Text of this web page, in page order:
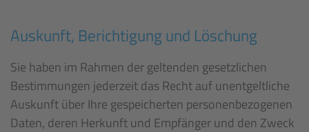
Auskunft, Berichtigung und Löschung
Sie haben im Rahmen der geltenden gesetzlichen
Bestimmungen jederzeit das Recht auf unentgeltliche
Auskunft über Ihre gespeicherten personenbezogenen
Daten, deren Herkunft und Empfänger und den Zweck